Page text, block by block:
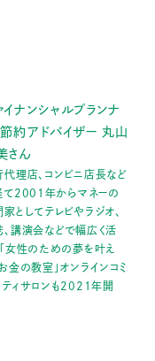
イナンシャルプランナ
節約アドバイザー 丸山
さん
代理店、コンビニ店長など
て2001年からマネーの
としてテレビやラジオ、
、講演会などで幅広く活
「女性のための夢を叶え
お金の教室」オンラインコミ
ティサロンも2021年開